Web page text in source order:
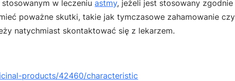
w leczeniuastmy, jeżeli jest stosowany zgodnie
poważne skutki, takie jak tymczasowe zahamowanie
natychmiast skontaktować się z lekarzem.
products/42460/characteristic